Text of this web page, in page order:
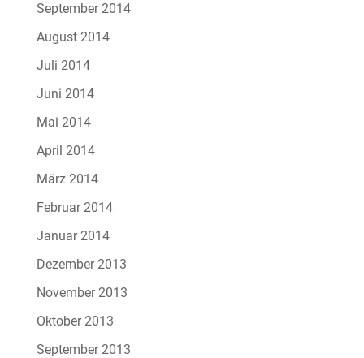
September 2014
August 2014
Juli 2014
Juni 2014
Mai 2014
April 2014
März 2014
Februar 2014
Januar 2014
Dezember 2013
November 2013
Oktober 2013
September 2013